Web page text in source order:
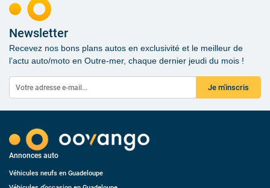
Newsletter
Recevez nos bons plans autos en exclusivité et le meilleur de
l’actu auto/moto en Outre-mer, chaque dernier jeudi du mois !
Je m'inscris
Annonces auto
Véhicules neufs en Guadeloupe